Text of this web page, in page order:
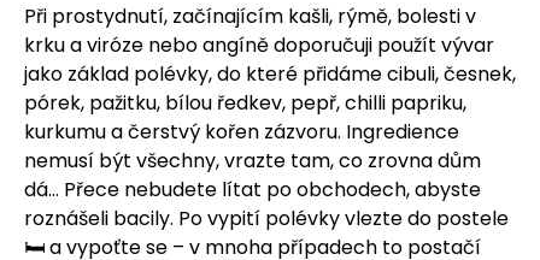
Při prostydnutí, začínajícím kašli, rýmě, bolesti v
krku a viróze nebo angíně doporučuji použít vývar
jako základ polévky, do které přidáme cibuli, česnek,
pórek, pažitku, bílou ředkev, pepř, chilli papriku,
kurkumu a čerstvý kořen zázvoru. Ingredience
nemusí být všechny, vrazte tam, co zrovna dům
dá… Přece nebudete lítat po obchodech, abyste
roznášeli bacily. Po vypití polévky vlezte do postele
🛏️ a vypoťte se – v mnoha případech to postačí